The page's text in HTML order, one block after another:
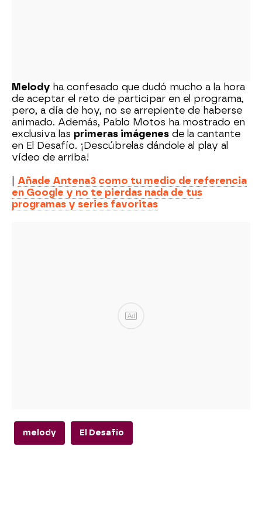
Melody ha confesado que dudó mucho a la hora
de aceptar el reto de participar en el programa,
pero, a día de hoy, no se arrepiente de haberse
animado. Además, Pablo Motos ha mostrado en
exclusiva las primeras imágenes de la cantante
en El Desafío. ¡Descúbrelas dándole al play al
vídeo de arriba!
Añade Antena3 como tu medio de referencia
en Google y no te pierdas nada de tus
programas y series favoritas
Ad
melody El Desafío